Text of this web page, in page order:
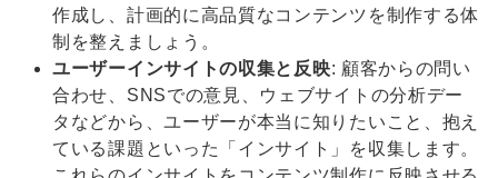
作成し、計画的に高品質なコンテンツを制作する体
制を整えましょう。
ユーザーインサイトの収集と反映: 顧客からの問い
合わせ、SNSでの意見、ウェブサイトの分析デー
タなどから、ユーザーが本当に知りたいこと、抱え
ている課題といった「インサイト」を収集します。